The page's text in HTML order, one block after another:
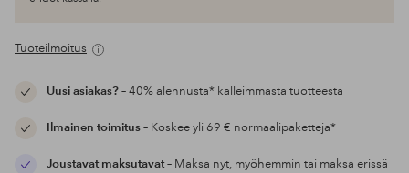
Tuoteilmoitus
Uusi asiakas?– 40% alennusta* kalleimmasta tuotteesta
Ilmainen toimitus– Koskee yli 69 € normaalipaketteja*
Joustavat maksutavat– Maksa nyt, myöhemmin tai maksa erissä